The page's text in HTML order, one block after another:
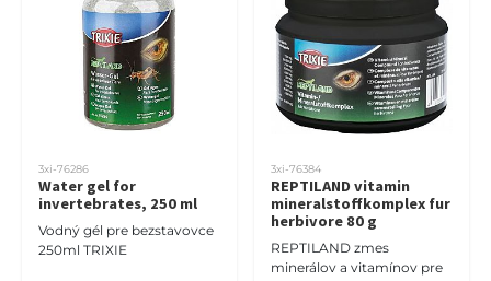
3xi-76286
Water gel for
invertebrates, 250 ml
Vodný gél pre bezstavovce
250ml TRIXIE
3xi-76384
REPTILAND vitamin
mineralstoffkomplex fur
herbivore 80 g
REPTILAND zmes
minerálov a vitamínov pre